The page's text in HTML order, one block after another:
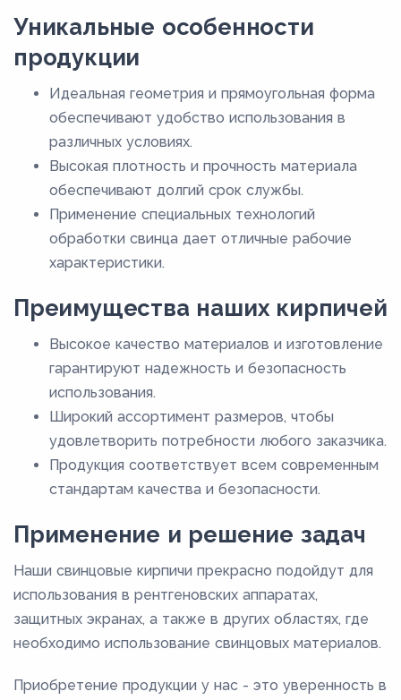
Уникальные особенности
продукции
Идеальная геометрия и прямоугольная форма
обеспечивают удобство использования в
различных условиях.
Высокая плотность и прочность материала
обеспечивают долгий срок службы.
Применение специальных технологий
обработки свинца дает отличные рабочие
характеристики.
Преимущества наших кирпичей
Высокое качество материалов и изготовление
гарантируют надежность и безопасность
использования.
Широкий ассортимент размеров, чтобы
удовлетворить потребности любого заказчика.
Продукция соответствует всем современным
стандартам качества и безопасности.
Применение и решение задач
Наши свинцовые кирпичи прекрасно подойдут для
использования в рентгеновских аппаратах,
защитных экранах, а также в других областях, где
необходимо использование свинцовых материалов.
Приобретение продукции у нас - это уверенность в